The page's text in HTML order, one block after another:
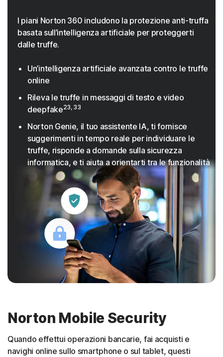
I piani Norton 360 includono la protezione anti-truffa
basata sull’intelligenza artificiale per proteggerti
dalle truffe.
Un’intelligenza artificiale avanzata contro le truffe
online
Rileva le truffe in messaggi di testo e video
deepfake23, 33
Norton Genie, il tuo assistente IA, ti fornisce
suggerimenti in tempo reale per individuare le
truffe, risponde a domande sulla sicurezza
informatica, e ti aiuta a orientarti tra le funzionalità
Norton Mobile Security
Quando effettui operazioni bancarie, fai acquisti e
navighi online sullo smartphone o sul tablet, questi